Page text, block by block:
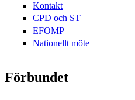
Kontakt
CPD och ST
EFOMP
Nationellt möte
Förbundet